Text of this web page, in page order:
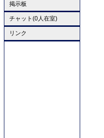
掲示板
チャット(0人在室)
リンク